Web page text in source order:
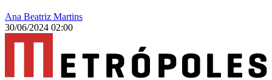
Ana Beatriz Martins
30/06/2024 02:00